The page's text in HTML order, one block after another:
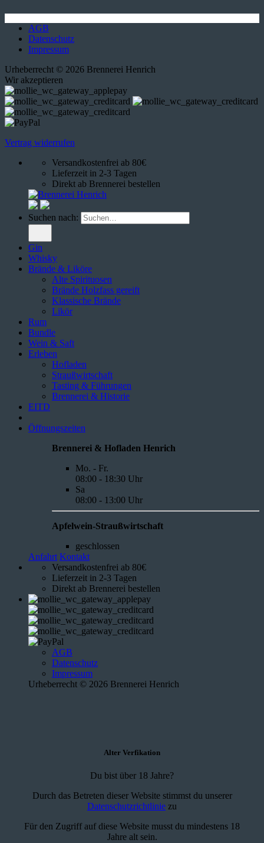
AGB
Datenschutz
Impressum
Urheberrecht © 2026 Brennerei Henrich
Wir akzeptieren
Vertrag widerrufen
Versandkostenfrei ab 80€
Lieferzeit in 2-3 Tagen
Direkt ab Brennerei bestellen
Suchen nach:
Gin
Whisky
Brände & Liköre
Alte Spirituosen
Brände Holzfass gereift
Klassische Brände
Likör
Rum
Bundle
Wein & Saft
Erleben
Hofladen
Straußwirtschaft
Tasting & Führungen
Brennerei & Historie
EITD
Öffnungszeiten
Brennerei & Hofladen Henrich
Mo. - Fr.
08:00 - 18:30 Uhr
Sa
08:00 - 13:00 Uhr
Apfelwein-Straußwirtschaft
geschlossen
Anfahrt Kontakt
Versandkostenfrei ab 80€
Lieferzeit in 2-3 Tagen
Direkt ab Brennerei bestellen
AGB
Datenschutz
Impressum
Urheberrecht © 2026 Brennerei Henrich
Alter Verfikation
Du bist über 18 Jahre?
Durch das Betreten dieser Website stimmst du unserer
Datenschutzrichtlinie zu
Für den Zugriff auf diese Website musst du mindestens 18
Jahre alt sein.